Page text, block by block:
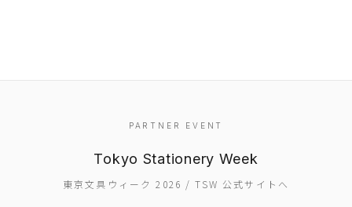
EVENT
PARTNER EVENT
Tokyo Stationery Week
東京文具ウィーク 2026 / TSW 公式サイトへ